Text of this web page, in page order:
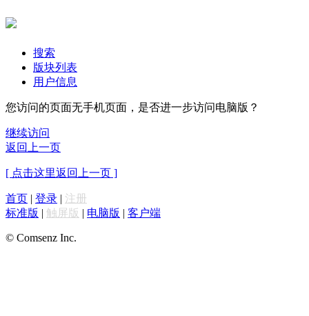
搜索
版块列表
用户信息
您访问的页面无手机页面，是否进一步访问电脑版？
继续访问
返回上一页
[ 点击这里返回上一页 ]
首页 | 登录 | 注册
标准版 | 触屏版 | 电脑版 | 客户端
© Comsenz Inc.